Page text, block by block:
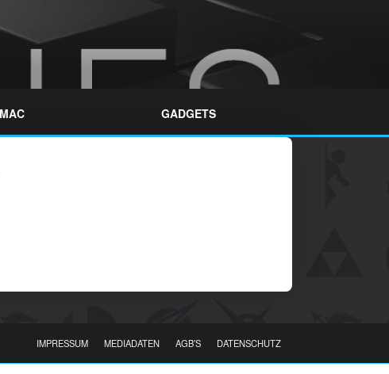
MAC GADGETS
IMPRESSUM MEDIADATEN AGB’S DATENSCHUTZ